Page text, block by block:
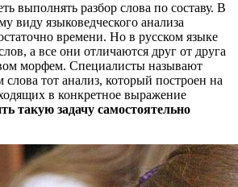
выполнять разбор слова по составу. В
виду языковедческого анализа
времени. Но в русском языке
а все они отличаются друг от друга
морфем. Специалисты называют
тот анализ, который построен на
в конкретное выражение
такую задачу самостоятельно